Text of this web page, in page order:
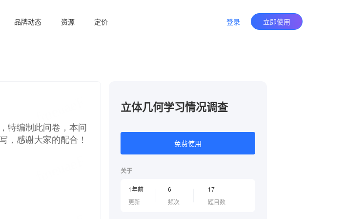
品牌动态 资源 定价 登录 立即使用
立体几何学习情况调查
免费使用
关于
1年前
更新
6
频次
17
题目数